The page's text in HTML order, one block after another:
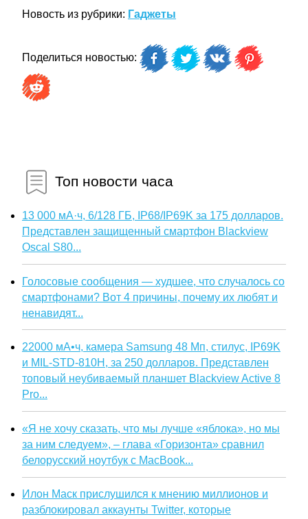
Новость из рубрики: Гаджеты
Поделиться новостью:
Топ новости часа
13 000 мА·ч, 6/128 ГБ, IP68/IP69K за 175 долларов.
Представлен защищенный смартфон Blackview
Oscal S80...
Голосовые сообщения — худшее, что случалось со
смартфонами? Вот 4 причины, почему их любят и
ненавидят...
22000 мА•ч, камера Samsung 48 Мп, стилус, IP69K
и MIL-STD-810H, за 250 долларов. Представлен
топовый неубиваемый планшет Blackview Active 8
Pro...
«Я не хочу сказать, что мы лучше «яблока», но мы
за ним следуем», – глава «Горизонта» сравнил
белорусский ноутбук с MacBook...
Илон Маск прислушился к мнению миллионов и
разблокировал аккаунты Twitter, которые